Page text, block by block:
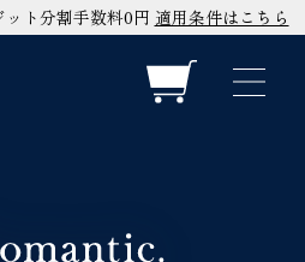
ト分割手数料0円 適用条件はこちら